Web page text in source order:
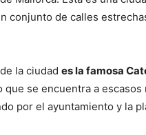
conjunto de calles
la ciudad es la famosa
se encuentra a escasos
por el ayuntamiento y la